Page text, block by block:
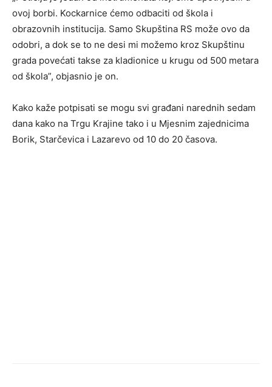
ovoj borbi. Kockarnice ćemo odbaciti od škola i
obrazovnih institucija. Samo Skupština RS može ovo da
odobri, a dok se to ne desi mi možemo kroz Skupštinu
grada povećati takse za kladionice u krugu od 500 metara
od škola”, objasnio je on.
Kako kaže potpisati se mogu svi građani narednih sedam
dana kako na Trgu Krajine tako i u Mjesnim zajednicima
Borik, Starčevica i Lazarevo od 10 do 20 časova.